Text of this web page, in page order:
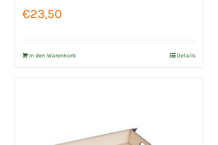
€23,50
In den Warenkorb Details